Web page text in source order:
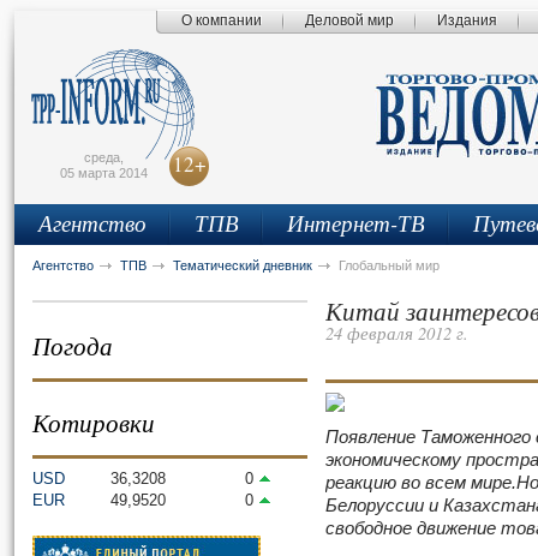
О компании Деловой мир Издания
среда,
05 марта 2014
12+
Агентство ТПВ Интернет-ТВ
Агентство ТПВ Тематический дневник Глобальный мир
Погода
Котировки
USD 36,3208
0
EUR
49,9520 0
Китай
24 февраля 2012 г.
Появление Таможенного
экономическому
реакцию во всем мире.
Белоруссии и
свободное движение